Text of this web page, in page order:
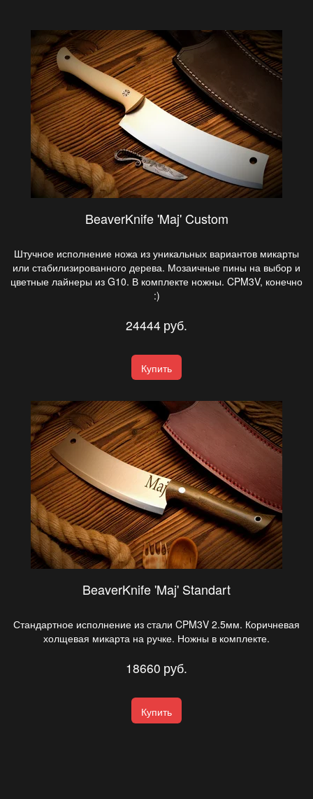
BeaverKnife 'Maj' Custom
Штучное исполнение ножа из уникальных вариантов микарты
или стабилизированного дерева. Мозаичные пины на выбор и
цветные лайнеры из G10. В комплекте ножны. CPM3V, конечно
:)
24444 руб.
Купить
BeaverKnife 'Maj' Standart
Стандартное исполнение из стали CPM3V 2.5мм. Коричневая
холщевая микарта на ручке. Ножны в комплекте.
18660 руб.
Купить